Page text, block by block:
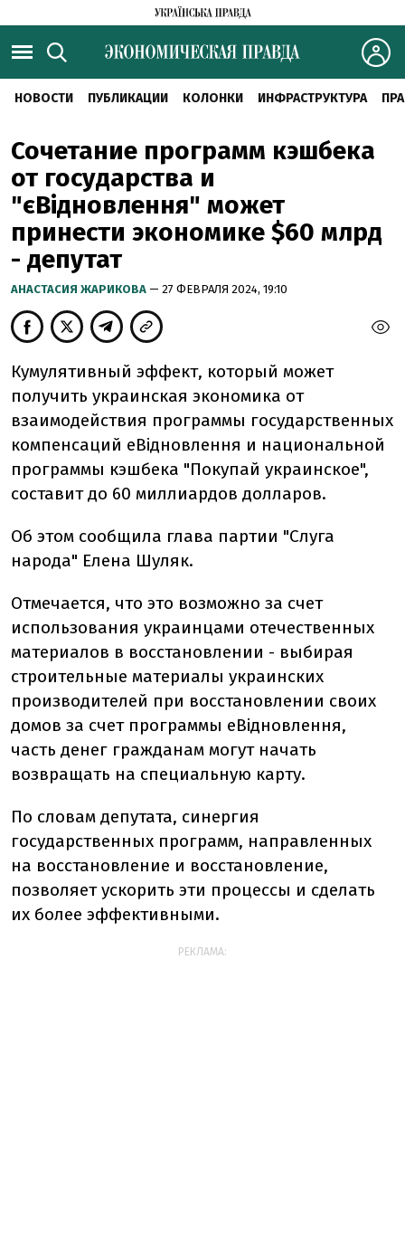
НОВОСТИ ПУБЛИКАЦИИ КОЛОНКИ ИНФРАСТРУКТУРА
Сочетание программ кэшбека
от государства и
"єВідновлення" может
принести экономике $60 млрд
- депутат
АНАСТАСИЯ ЖАРИКОВА — 27 ФЕВРАЛЯ 2024, 19:10
Кумулятивный эффект, который может
получить украинская экономика от
взаимодействия программы государственных
компенсаций еВідновлення и национальной
программы кэшбека "Покупай украинское",
составит до 60 миллиардов долларов.
Об этом сообщила глава партии "Слуга
народа" Елена Шуляк.
Отмечается, что это возможно за счет
использования украинцами отечественных
материалов в восстановлении - выбирая
строительные материалы украинских
производителей при восстановлении своих
домов за счет программы еВідновлення,
часть денег гражданам могут начать
возвращать на специальную карту.
По словам депутата, синергия
государственных программ, направленных
на восстановление и восстановление,
позволяет ускорить эти процессы и сделать
их более эффективными.
РЕКЛАМА: